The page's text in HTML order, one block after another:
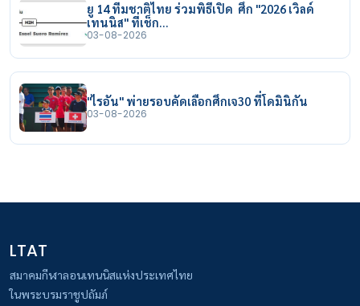
ยู 14 ทีมชาติไทย ร่วมพิธีเปิด ศึก "2026 เวิลด์
เทนนิส" ที่เช็ก…
03-08-2026
"ไรอัน" พ่ายรอบคัดเลือกศึกเจ30 ที่โดมินิกัน
03-08-2026
LTAT
สมาคมกีฬาลอนเทนนิสแห่งประเทศไทย
ในพระบรมราชูปถัมภ์